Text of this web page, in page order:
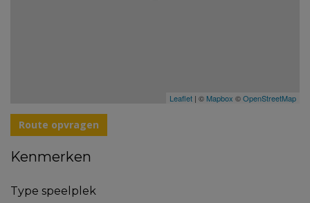
Leaflet | © Mapbox ©OpenStreetMap
Route opvragen
Kenmerken
Type speelplek